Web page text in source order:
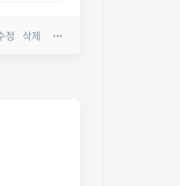
정 삭제